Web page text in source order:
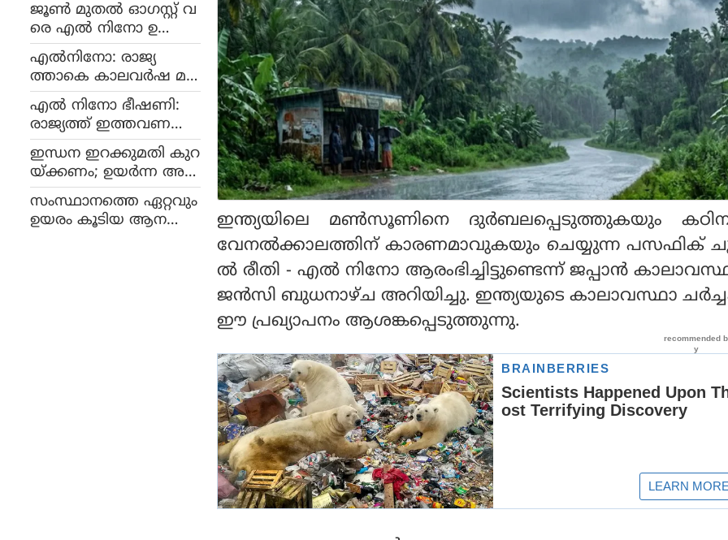
ജൂണ്‍ മുതല്‍ ഓഗസ്റ്റ് വ
രെ എല്‍ നിനോ ഉ
ണ്ടാകാനുള്ള സാധ്യത 8
0%; ലോക കാലാവസ്ഥാ
സംഘടനയുടെ മുന്ന
റിയിപ്പ്
എല്‍നിനോ: രാജ്യ
ത്താകെ കാലവര്‍ഷ മഴ
കുറയും, കേരള
ത്തെയും ബാധിക്കും
എൽ നിനോ ഭീഷണി:
രാജ്യത്ത് ഇത്തവണ
കാലവർഷം കുറ
ഞ്ഞേക്കുമെന്ന് മുന്ന
റിയിപ്പ്
ഇന്ധന ഇറക്കുമതി കുറ
യ്ക്കണം; ഉയര്‍ന്ന അള
വില്‍ എഥനോള്‍
ചേര്‍ത്ത പെട്രോളിന് എ
ക്‌സൈസ് തീരുവ
സംസ്ഥാനത്തെ ഏറ്റവും
ഉയരം കൂടിയ ആന
ഇന്ത്യയിലെ മണ്‍സൂണിനെ ദുര്‍ബലപ്പെടുത്തുകയും
വേനല്‍ക്കാലത്തിന് കാരണമാവുകയും ചെയ്യുന്ന പസഫിക്
ല്‍ രീതി - എല്‍ നിനോ ആരംഭിച്ചിട്ടുണ്ടെന്ന് ജപ്പാന്‍
ജന്‍സി ബുധനാഴ്ച അറിയിച്ചു. ഇന്ത്യയുടെ കാലാവസ്ഥാ
ഈ പ്രഖ്യാപനം ആശങ്കപ്പെടുത്തുന്നു.